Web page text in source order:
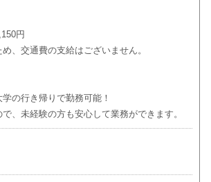
円
、交通費の支給はございません。
の行き帰りで勤務可能！
で、未経験の方も安心して業務ができます。